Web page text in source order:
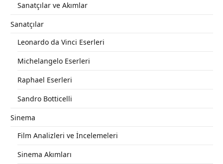
Sanatçılar ve Akımlar
Sanatçılar
Leonardo da Vinci Eserleri
Michelangelo Eserleri
Raphael Eserleri
Sandro Botticelli
Sinema
Film Analizleri ve İncelemeleri
Sinema Akımları